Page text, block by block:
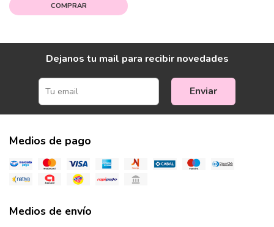
COMPRAR
Dejanos tu mail para recibir novedades
Enviar
Medios de pago
Medios de envío